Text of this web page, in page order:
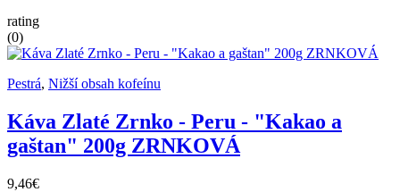
rating
(0)
Pestrá, Nižší obsah kofeínu
Káva Zlaté Zrnko - Peru - "Kakao a
gaštan" 200g ZRNKOVÁ
9,46€